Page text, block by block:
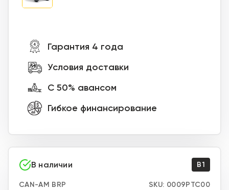
Гарантия 4 года
Условия доставки
С 50% авансом
Гибкое финансирование
В наличии B1
CAN-AM BRP SKU: 0009PTC00